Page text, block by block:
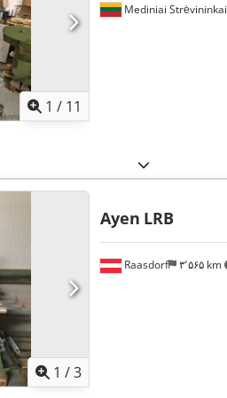
1 / 11
Mediniai Strėvininkai
1 /3
Raasdorf ۳٬۵۶۵ km
Ayen LRB